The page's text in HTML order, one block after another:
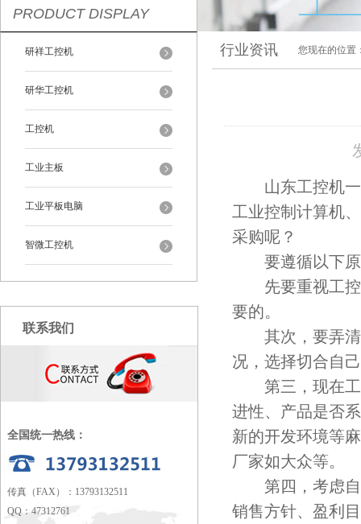
PRODUCT DISPLAY
研祥工控机
研华工控机
工控机
工业主板
工业平板电脑
智微工控机
联系我们
全国统一热线：
传真（FAX）：13793132511
QQ：47312761
行业资讯 您现在的位置
山东工控机一
工业控制计算机
采购呢？
要遵循以下原
先要重视工控
要的。
其次，要弄清
况，选择切合自
第三，现在工
进性、产品是否
新的开发环境等
厂家如大众等。
第四，考虑自
销售方针、盈利